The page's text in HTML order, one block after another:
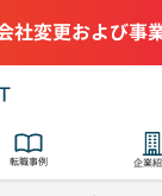
社変更および事
転職事例 企業